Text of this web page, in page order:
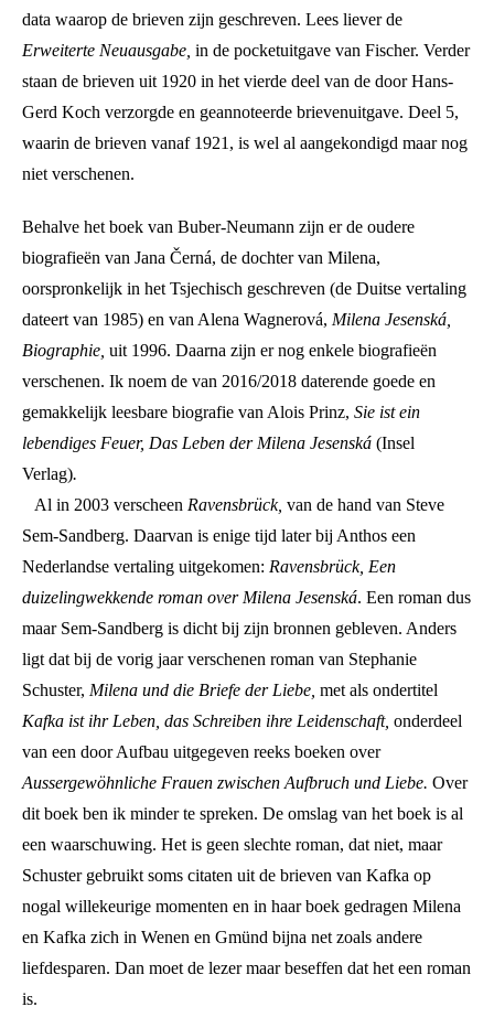
data waarop de brieven zijn geschreven. Lees liever de
Erweiterte Neuausgabe, in de pocketuitgave van Fischer. Verder
staan de brieven uit 1920 in het vierde deel van de door Hans-
Gerd Koch verzorgde en geannoteerde brievenuitgave. Deel 5,
waarin de brieven vanaf 1921, is wel al aangekondigd maar nog
niet verschenen.
Behalve het boek van Buber-Neumann zijn er de oudere
biografieën van Jana Černá, de dochter van Milena,
oorspronkelijk in het Tsjechisch geschreven (de Duitse vertaling
dateert van 1985) en van Alena Wagnerová, Milena Jesenská,
Biographie, uit 1996. Daarna zijn er nog enkele biografieën
verschenen. Ik noem de van 2016/2018 daterende goede en
gemakkelijk leesbare biografie van Alois Prinz, Sie ist ein
lebendiges Feuer, Das Leben der Milena Jesenská (Insel
Verlag).
Al in 2003 verscheen Ravensbrück, van de hand van Steve
Sem-Sandberg. Daarvan is enige tijd later bij Anthos een
Nederlandse vertaling uitgekomen: Ravensbrück, Een
duizelingwekkende roman over Milena Jesenská. Een roman dus
maar Sem-Sandberg is dicht bij zijn bronnen gebleven. Anders
ligt dat bij de vorig jaar verschenen roman van Stephanie
Schuster, Milena und die Briefe der Liebe, met als ondertitel
Kafka ist ihr Leben, das Schreiben ihre Leidenschaft, onderdeel
van een door Aufbau uitgegeven reeks boeken over
Aussergewöhnliche Frauen zwischen Aufbruch und Liebe. Over
dit boek ben ik minder te spreken. De omslag van het boek is al
een waarschuwing. Het is geen slechte roman, dat niet, maar
Schuster gebruikt soms citaten uit de brieven van Kafka op
nogal willekeurige momenten en in haar boek gedragen Milena
en Kafka zich in Wenen en Gmünd bijna net zoals andere
liefdesparen. Dan moet de lezer maar beseffen dat het een roman
is.